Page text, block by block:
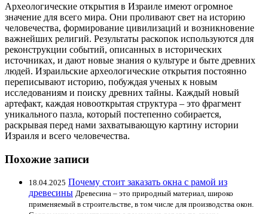
Археологические открытия в Израиле имеют огромное
значение для всего мира. Они проливают свет на историю
человечества, формирование цивилизаций и возникновение
важнейших религий. Результаты раскопок используются для
реконструкции событий, описанных в исторических
источниках, и дают новые знания о культуре и быте древних
людей. Израильские археологические открытия постоянно
переписывают историю, побуждая ученых к новым
исследованиям и поиску древних тайны. Каждый новый
артефакт, каждая новооткрытая структура – это фрагмент
уникального пазла, который постепенно собирается,
раскрывая перед нами захватывающую картину истории
Израиля и всего человечества.
Похожие записи
18.04.2025 Почему стоит заказать окна с рамой из
древесины Древесина – это природный материал, широко
применяемый в строительстве, в том числе для производства окон.